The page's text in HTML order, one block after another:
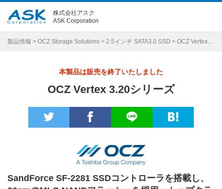
株式会社アスク
ASK Corporation
製品情報 > OCZ Storage Solutions > 2.5インチ SATA3.0 SSD > OCZ Vertex 3.20シリーズ
本製品は販売を終了いたしました
OCZ Vertex 3.20シリーズ
SandForce SF-2281 SSDコントローラを搭載し、